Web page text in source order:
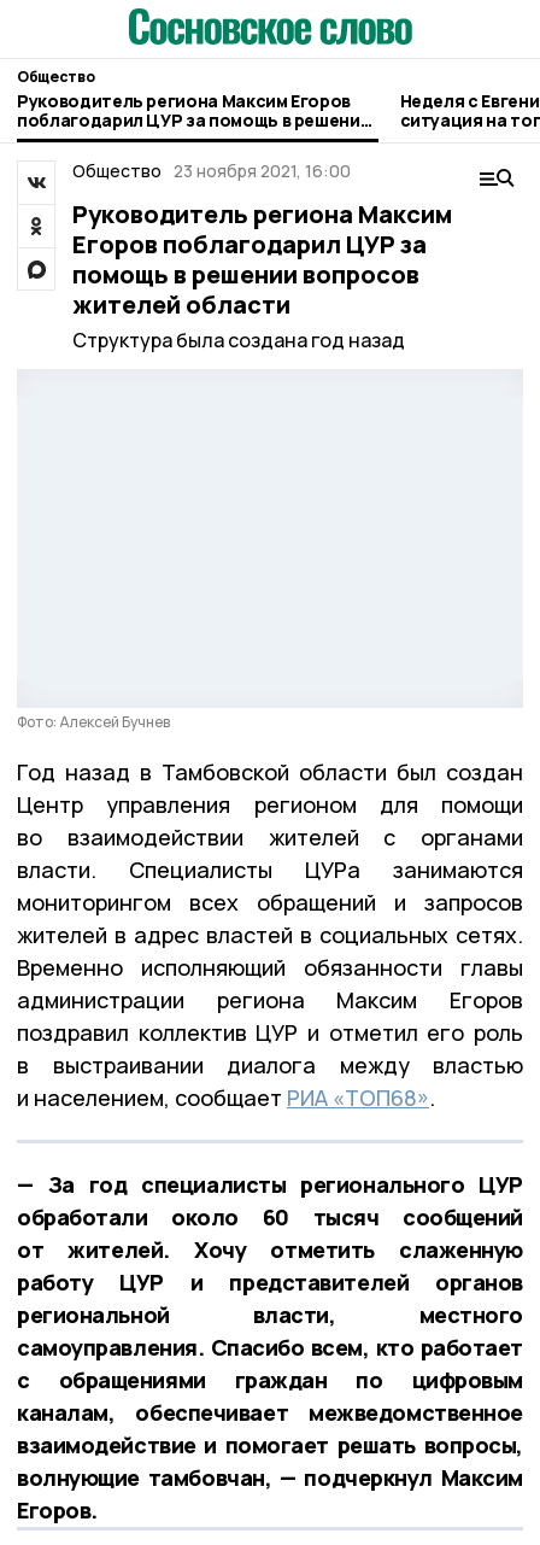
Общество
Руководитель региона Максим Егоров
поблагодарил ЦУР за помощь в решении
вопросов жителей области
Неделя с
ситуация на
городе и
Общество 23 ноября 2021, 16:00
Руководитель региона Максим
Егоров поблагодарил ЦУР за
помощь в решении вопросов
жителей области
Структура была создана год назад
Фото: Алексей Бучнев
Год назад в Тамбовской области был создан
Центр управления регионом для помощи
во взаимодействии жителей с органами
власти. Специалисты ЦУРа занимаются
мониторингом всех обращений и запросов
жителей в адрес властей в социальных сетях.
Временно исполняющий обязанности главы
администрации региона Максим Егоров
поздравил коллектив ЦУР и отметил его роль
в выстраивании диалога между властью
и населением, сообщает РИА «ТОП68».
— За год специалисты регионального ЦУР
обработали около 60 тысяч сообщений
от жителей. Хочу отметить слаженную
работу ЦУР и представителей органов
региональной власти, местного
самоуправления. Спасибо всем, кто работает
с обращениями граждан по цифровым
каналам, обеспечивает межведомственное
взаимодействие и помогает решать вопросы,
волнующие тамбовчан, — подчеркнул Максим
Егоров.